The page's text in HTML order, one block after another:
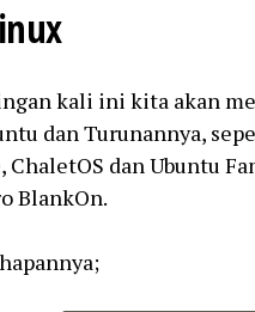
kali ini kita akan
dan Turunannya,
dan Ubuntu
BlankOn.